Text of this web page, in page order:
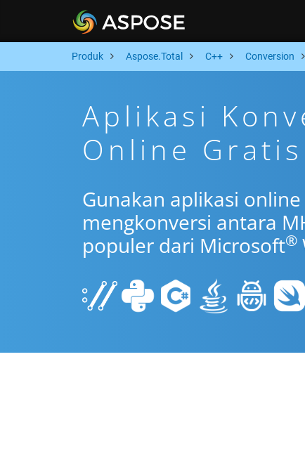
Produk Aspose.Total C++ Conversion
Aplikasi
Online
Gunakan aplikasi
mengkonversi antara
populer dari Microsoft®